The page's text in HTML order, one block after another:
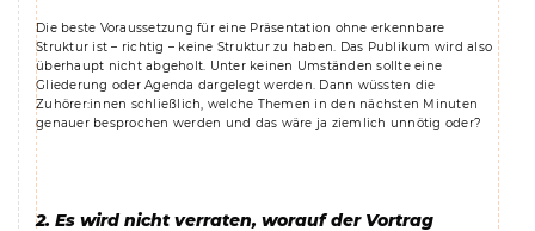
Die beste Voraussetzung für eine Präsentation ohne erkennbare
Struktur ist – richtig – keine Struktur zu haben. Das Publikum wird also
überhaupt nicht abgeholt. Unter keinen Umständen sollte eine
Gliederung oder Agenda dargelegt werden. Dann wüssten die
Zuhörer:innen schließlich, welche Themen in den nächsten Minuten
genauer besprochen werden und das wäre ja ziemlich unnötig oder?
2. Es wird nicht verraten, worauf der Vortrag